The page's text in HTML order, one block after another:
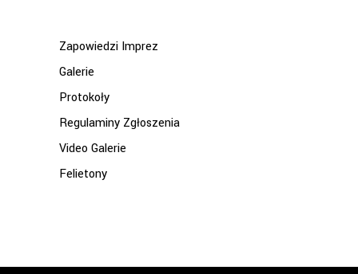
Zapowiedzi Imprez
Galerie
Protokoły
Regulaminy Zgłoszenia
Video Galerie
Felietony